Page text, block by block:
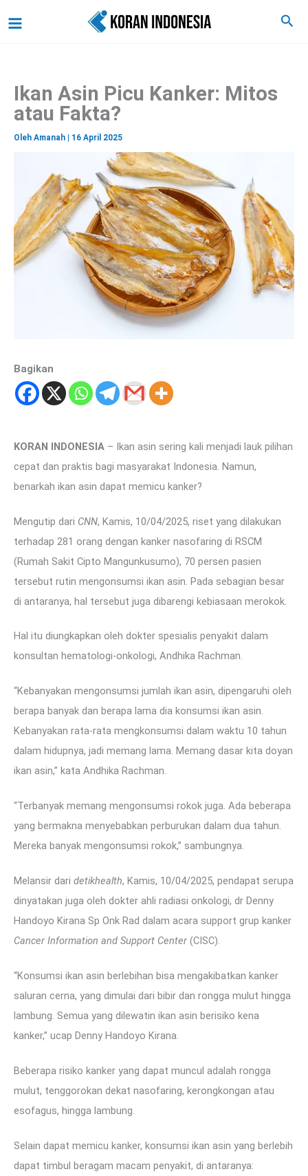
ke
Cari
Ikan Asin Picu Kanker: Mitos
atau Fakta?
Oleh Amanah 16 April 2025
Bagikan
KORAN INDONESIA – Ikan asin sering kali menjadi lauk pilihan
cepat dan praktis bagi masyarakat Indonesia. Namun,
benarkah ikan asin dapat memicu kanker?
Mengutip dari CNN, Kamis, 10/04/2025, riset yang dilakukan
terhadap 281 orang dengan kanker nasofaring di RSCM
(Rumah Sakit Cipto Mangunkusumo), 70 persen pasien
tersebut rutin mengonsumsi ikan asin. Pada sebagian besar
di antaranya, hal tersebut juga dibarengi kebiasaan merokok.
Hal itu diungkapkan oleh dokter spesialis penyakit dalam
konsultan hematologi-onkologi, Andhika Rachman.
“Kebanyakan mengonsumsi jumlah ikan asin, dipengaruhi oleh
berapa banyak dan berapa lama dia konsumsi ikan asin.
Kebanyakan rata-rata mengkonsumsi dalam waktu 10 tahun
dalam hidupnya, jadi memang lama. Memang dasar kita doyan
ikan asin,” kata Andhika Rachman.
“Terbanyak memang mengonsumsi rokok juga. Ada beberapa
yang bermakna menyebabkan perburukan dalam dua tahun.
Mereka banyak mengonsumsi rokok,” sambungnya.
Melansir dari detikhealth, Kamis, 10/04/2025, pendapat serupa
dinyatakan juga oleh dokter ahli radiasi onkologi, dr Denny
Handoyo Kirana Sp Onk Rad dalam acara support grup kanker
Cancer Information and Support Center (CISC).
“Konsumsi ikan asin berlebihan bisa mengakibatkan kanker
saluran cerna, yang dimulai dari bibir dan rongga mulut hingga
lambung. Semua yang dilewatin ikan asin berisiko kena
kanker,” ucap Denny Handoyo Kirana.
Beberapa risiko kanker yang dapat muncul adalah rongga
mulut, tenggorokan dekat nasofaring, kerongkongan atau
esofagus, hingga lambung.
Selain dapat memicu kanker, konsumsi ikan asin yang berlebih
dapat timbul beragam macam penyakit, di antaranya:
a